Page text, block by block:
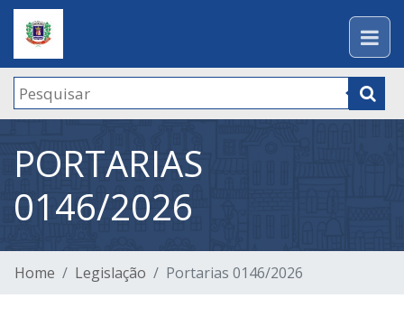
PORTARIAS
0146/2026
Home Legislação Portarias 0146/2026